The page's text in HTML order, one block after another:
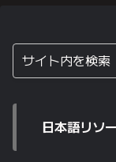
日本語リソ